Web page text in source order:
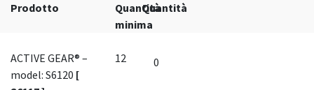
Prodotto
Quantità
minima
Quantità
ACTIVE GEAR® –
model: S6120 [
12